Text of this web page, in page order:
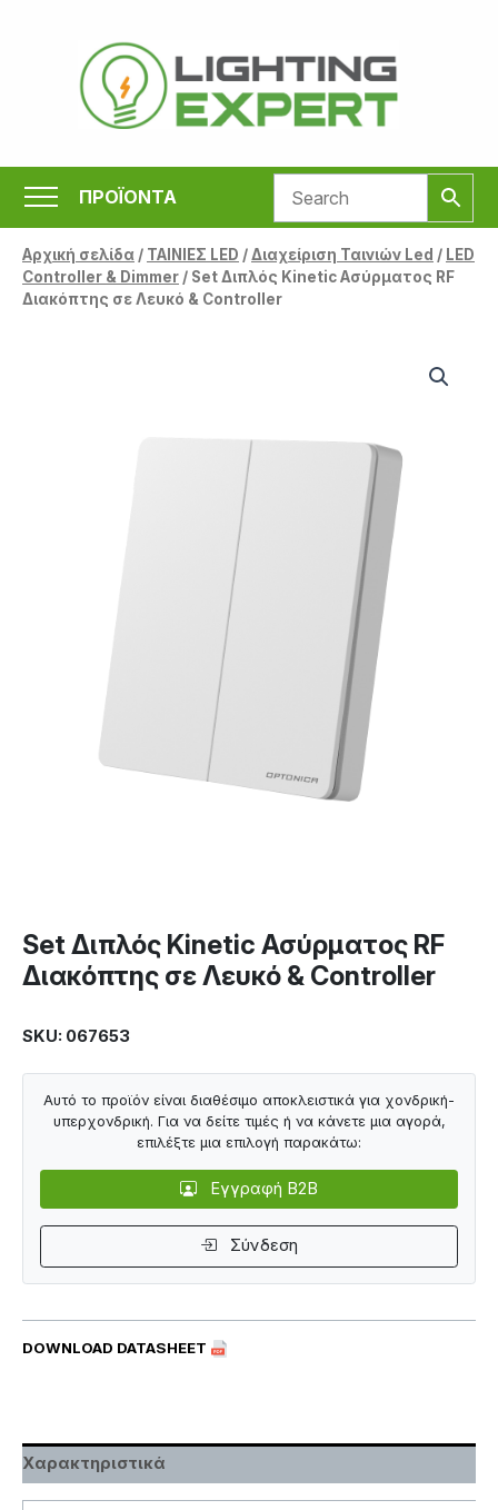
περιεχόμενο
ΠΡΟΪΟΝΤΑ
Αρχική σελίδα/ ΤΑΙΝΙΕΣ LED /Διαχείριση Ταινιών Led / LED
Controller & Dimmer/ Set Διπλός Kinetic Ασύρματος RF
Διακόπτης σε Λευκό & Controller
Set Διπλός Kinetic Ασύρματος RF
Διακόπτης σε Λευκό & Controller
SKU: 067653
DOWNLOAD DATASHEET
Αυτό το προϊόν είναι διαθέσιμο αποκλειστικά για χονδρική-
υπερχονδρική. Για να δείτε τιμές ή να κάνετε μια αγορά,
επιλέξτε μια επιλογή παρακάτω:
Εγγραφή B2B
Σύνδεση
Χαρακτηριστικά